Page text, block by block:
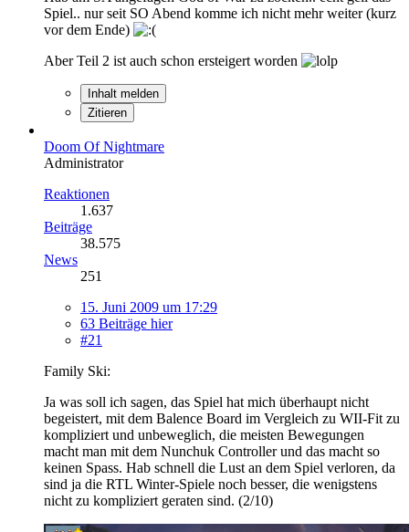
Spiel.. nur seit SO Abend komme ich nicht mehr weiter (kurz
vor dem Ende)
Aber Teil 2 ist auch schon ersteigert worden
Inhalt melden
Zitieren
Doom Of Nightmare
Administrator
Reaktionen
1.637
Beiträge
38.575
News
251
15. Juni 2009 um 17:29
63 Beiträge hier
#21
Family Ski:
Ja was soll ich sagen, das Spiel hat mich überhaupt nicht
begeistert, mit dem Balence Board im Vergleich zu WII-Fit zu
kompliziert und unbeweglich, die meisten Bewegungen
macht man mit dem Nunchuk Controller und das macht so
keinen Spass. Hab schnell die Lust an dem Spiel verloren, da
sind ja die RTL Winter-Spiele noch besser, die wenigstens
nicht zu kompliziert geraten sind. (2/10)